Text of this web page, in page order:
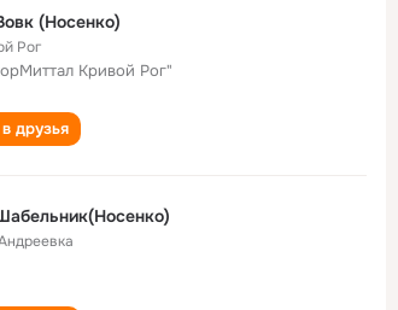
(Носенко)
Рог
Кривой Рог"
друзья